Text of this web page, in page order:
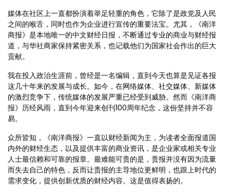
媒体在社区上一直都扮演着举足轻重的角色，它除了是政党及人民
之间的喉舌，同时也作为企业进行宣传的重要法宝。尤其，《南洋
商报》是本地唯一的中文财经日报，不断通过专业的商业与财经报
道，与华社商家保持紧密关系，也记载他们为国家社会作出的巨大
贡献。
我在投入政治生涯前，曾经是一名编辑，直到今天也算是见证各报
这几十年来的发展与成长。如今，在网络媒体、社交媒体、新媒体
的激烈竞争下，传统媒体的发展严重已经受到威胁。然而《南洋商
报》历经风雨，直到今年迎来创刊100周年纪念，这份坚持并不容
易。
众所皆知，《南洋商报》一直以财经新闻为主，为读者全面报道国
内外的财经生态，以及提供丰富的商业资讯，是企业家或相关专业
人士最信赖和可靠的报章。最难能可贵的是，贵报并没有因为流量
而失去自己的特色，反而让贵报的主导地位更鲜明，也跟上时代的
需求变化，提供创新优质的财经内容。这是值得表扬的。